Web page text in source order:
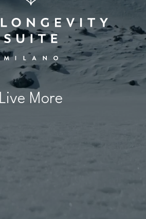
Live More